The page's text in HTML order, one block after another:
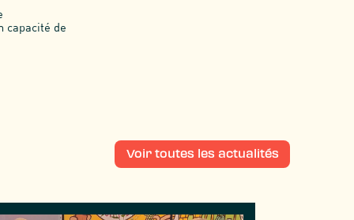
capacité de
Voir toutes les actualités